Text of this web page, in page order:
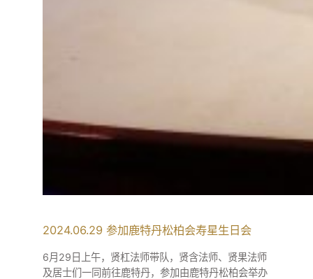
2024.06.29 参加鹿特丹松柏会寿星生日会
6月29日上午，贤杠法师带队，贤含法师、贤果法师
及居士们一同前往鹿特丹，参加由鹿特丹松柏会举办